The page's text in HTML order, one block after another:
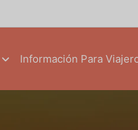
Información Para